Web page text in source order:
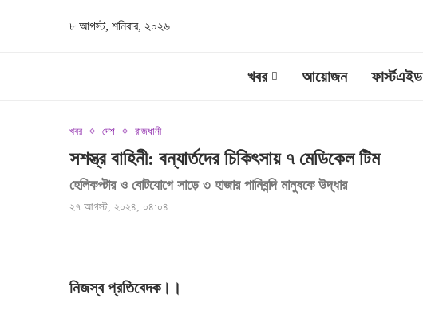
৮ আগস্ট, শনিবার, ২০২৬
খবর আয়োজন ফার্স্টএইড
খবর দেশ রাজধানী
সশস্ত্র বাহিনী: বন্যার্তদের চিকিৎসায় ৭ মেডিকেল টিম
হেলিকপ্টার ও বোটযোগে সাড়ে ৩ হাজার পানিবন্দি মানুষকে উদ্ধার
২৭ আগস্ট, ২০২৪, ০৪:০৪
নিজস্ব প্রতিবেদক।।